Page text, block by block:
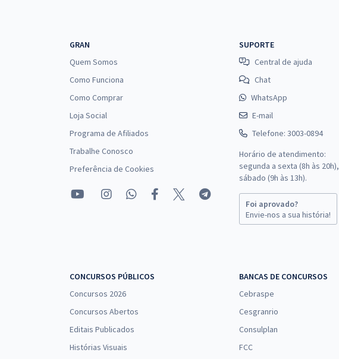
GRAN
Quem Somos
Como Funciona
Como Comprar
Loja Social
Programa de Afiliados
Trabalhe Conosco
Preferência de Cookies
SUPORTE
Central de ajuda
Chat
WhatsApp
E-mail
Telefone: 3003-0894
Horário de atendimento:
segunda a sexta (8h às 20h),
sábado (9h às 13h).
Foi aprovado?
Envie-nos a sua história!
CONCURSOS PÚBLICOS
Concursos 2026
Concursos Abertos
Editais Publicados
Histórias Visuais
BANCAS DE CONCURSOS
Cebraspe
Cesgranrio
Consulplan
FCC